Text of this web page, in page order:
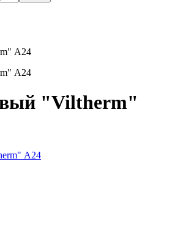
А24
А24
"Viltherm"